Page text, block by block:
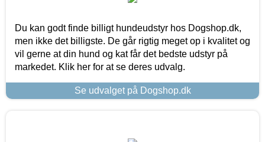
Du kan godt finde billigt hundeudstyr hos Dogshop.dk,
men ikke det billigste. De går rigtig meget op i kvalitet og
vil gerne at din hund og kat får det bedste udstyr på
markedet. Klik her for at se deres udvalg.
Se udvalget på Dogshop.dk